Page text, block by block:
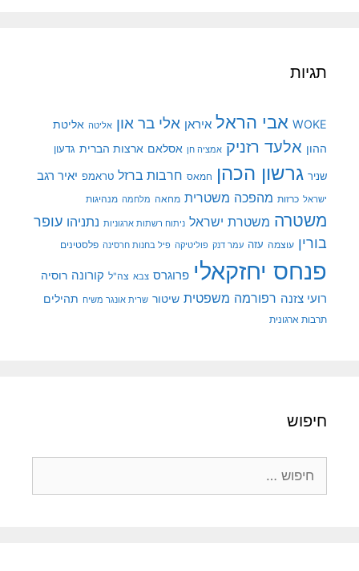
תגיות
WOKE אבי הראל איראן אלי בר און אליטה אליטת
ההון אלעד רזניק אמציה חן אסלאם ארצות הברית גדעון
שניר גרשון הכהן חמאס חרבות ברזל טראמפ יאיר רגב
ישראל כרזות מהפכה משטרית מחאה מלחמה מנהיגות
משטרה משטרת ישראל ניתוח רשתות ארגוניות נתניהו עופר
בורין עוצמה עזה עמר דנק פוליטיקה פיל בחנות חרסינה פלסטינים
פנחס יחזקאלי פרוגרס צבא צה"ל קורונה רוסיה
רועי צזנה רפורמה משפטית שיטור שרית אונגר משיח תהילים
תרבות ארגונית
חיפוש